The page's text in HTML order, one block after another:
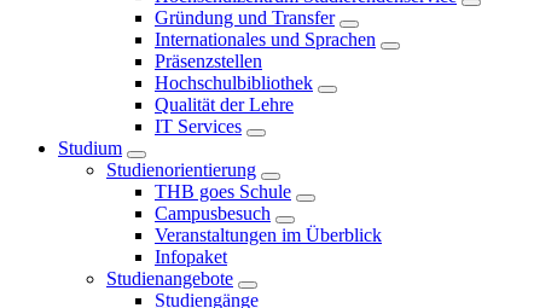
Gründung und Transfer
Internationales und Sprachen
Präsenzstellen
Hochschulbibliothek
Qualität der Lehre
IT Services
Studium
Studienorientierung
THB goes Schule
Campusbesuch
Veranstaltungen im Überblick
Infopaket
Studienangebote
Studiengänge